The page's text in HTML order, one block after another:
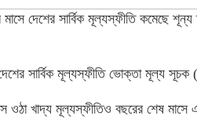
মাসে দেশের সার্বিক মূল্যস্ফীতি
সার্বিক মূল্যস্ফীতি ভোক্তা মূল্য
ওঠা খাদ্য মূল্যস্ফীতিও বছরের শেষ